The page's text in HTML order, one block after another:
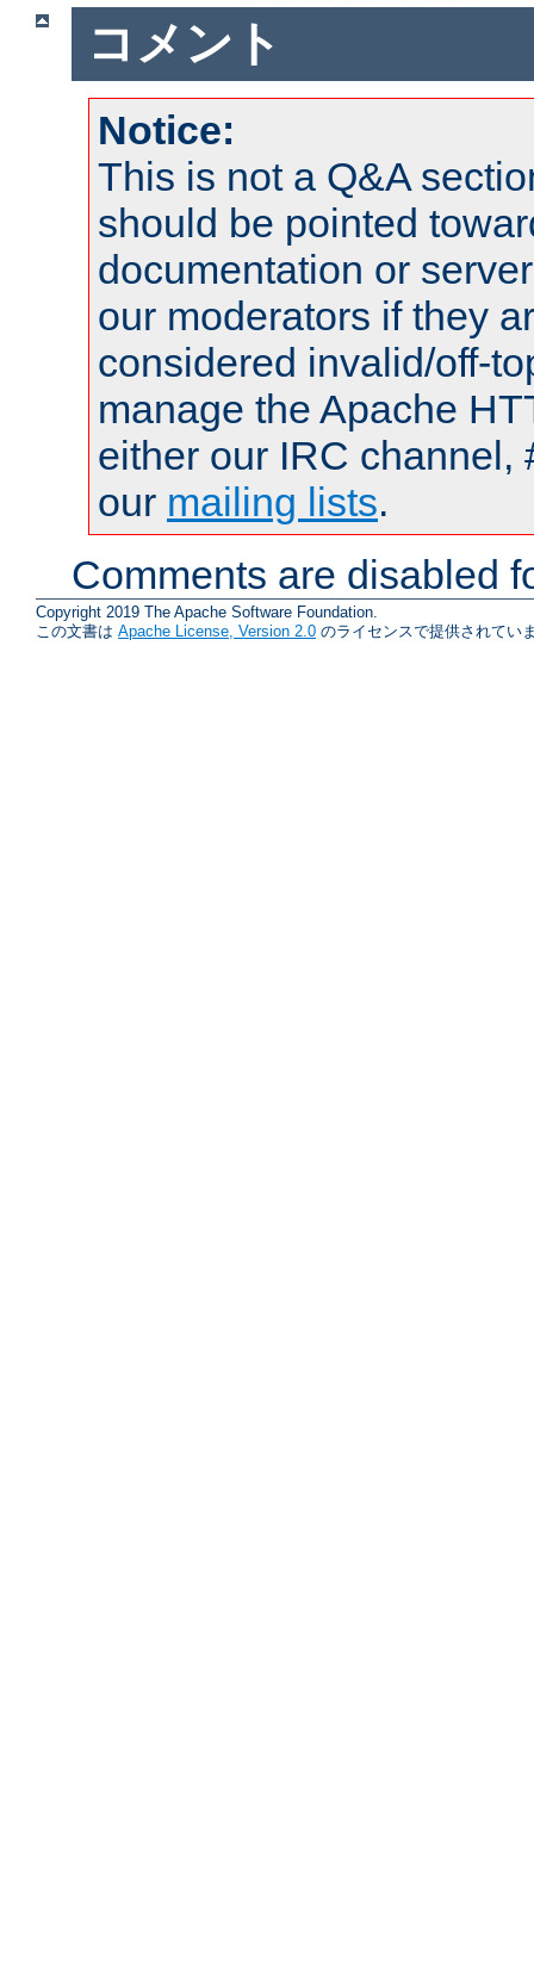
コメント
Notice:
This is not a Q&A
should be pointed
documentation or
our moderators if they
considered invalid/off-
manage the Apache
either our IRC channel,
our mailing lists.
Comments are disabled
Copyright 2019 The Apache Software Foundation.
この文書は Apache License, Version 2.0 のライセンスで提供されてい